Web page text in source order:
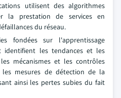
utilisent des algorithmes
la prestation de services en
du réseau.
fondées sur l'apprentissage
identifient les tendances et les
mécanismes et les contrôles
les mesures de détection de la
ainsi les pertes subies du fait